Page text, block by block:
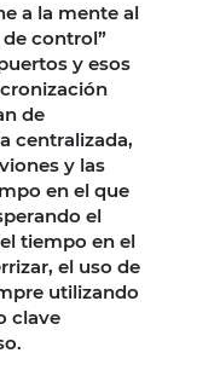
a la mente al
control”
y esos
de
centralizada,
y las
en el que
el
tiempo en el
el uso de
utilizando
clave